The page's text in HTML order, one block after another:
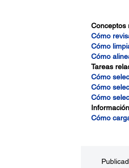
Conceptos
Cómo
Cómo
Cómo
Tareas
Cómo
Cómo
Cómo
Cómo